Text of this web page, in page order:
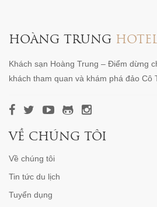
HOÀNG TRUNG
Khách sạn Hoàng Trung – Điểm dừng
khách tham quan và khám phá đảo Cô
VỀ CHÚNG TÔI
Về chúng tôi
Tin tức du lịch
Tuyển dụng